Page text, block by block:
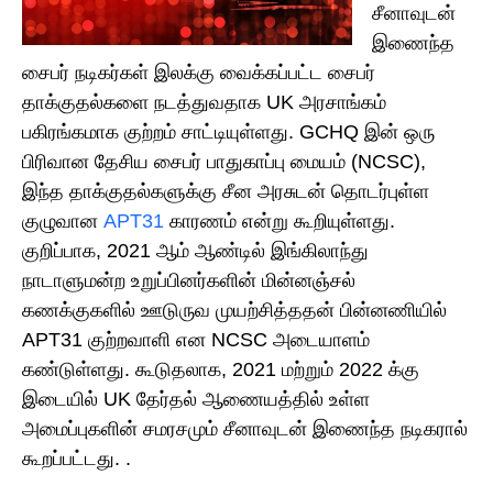
சீனாவுடன்
இணைந்த
சைபர் நடிகர்கள் இலக்கு வைக்கப்பட்ட சைபர்
தாக்குதல்களை நடத்துவதாக UK அரசாங்கம்
பகிரங்கமாக குற்றம் சாட்டியுள்ளது. GCHQ இன் ஒரு
பிரிவான தேசிய சைபர் பாதுகாப்பு மையம் (NCSC),
இந்த தாக்குதல்களுக்கு சீன அரசுடன் தொடர்புள்ள
குழுவான APT31 காரணம் என்று கூறியுள்ளது.
குறிப்பாக, 2021 ஆம் ஆண்டில் இங்கிலாந்து
நாடாளுமன்ற உறுப்பினர்களின் மின்னஞ்சல்
கணக்குகளில் ஊடுருவ முயற்சித்ததன் பின்னணியில்
APT31 குற்றவாளி என NCSC அடையாளம்
கண்டுள்ளது. கூடுதலாக, 2021 மற்றும் 2022 க்கு
இடையில் UK தேர்தல் ஆணையத்தில் உள்ள
அமைப்புகளின் சமரசமும் சீனாவுடன் இணைந்த நடிகரால்
கூறப்பட்டது. .